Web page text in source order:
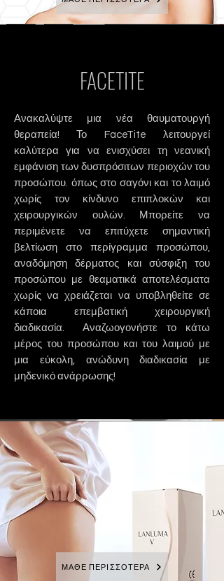
FACETITE
Ανακαλύψτε μια νέα θαυματουργή
θεραπεία! Το FaceTite λειτουργεί
καλύτερα για να ενισχύσει τη νεανική
εμφάνιση των δυσπρόσιτων περιοχών του
προσώπου. όπως στο σαγόνι και το λαιμό
χωρίς τον κίνδυνο επιπλοκών και
χειρουργικών ουλών. Μπορείτε να
περιμένετε να επιτύχετε σημαντική
βελτίωση στο περίγραμμα προσώπου,
αναδόμηση δέρματος και σύσφιξη του
προσώπου με θεαματικά αποτελέσματα
χωρίς να χρειάζεται να υποβληθείτε σε
κάποια επεμβατική χειρουργική
διαδικασία. Αναζωογονήστε το κάτω
μέρος του προσώπου και του λαιμού με
μια εύκολη, ανώδυνη διαδικασία με
μηδενικό ανάρρωσης!
ΜΑΘΕ ΠΕΡΙΣΣΟΤΕΡΑ